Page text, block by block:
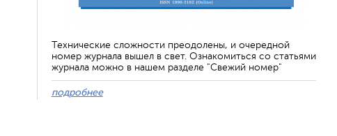
Технические сложности преодолены, и очередной
номер журнала вышел в свет. Ознакомиться со статьями
журнала можно в нашем разделе "Свежий номер"
подробнее